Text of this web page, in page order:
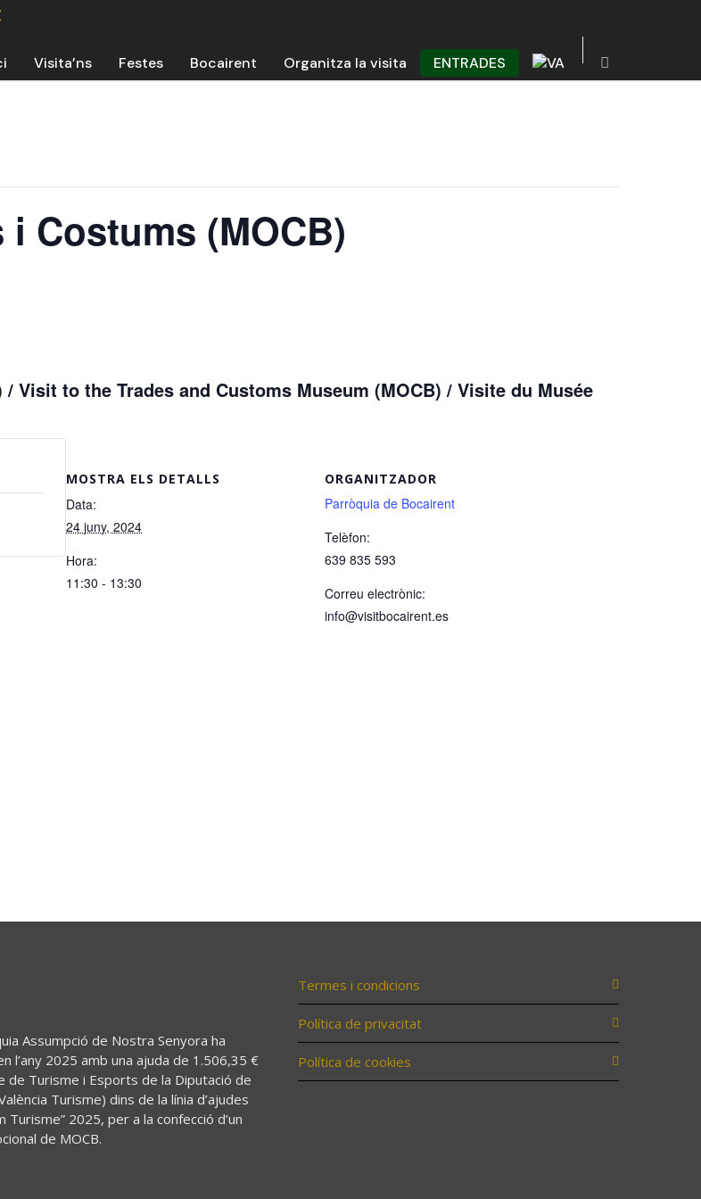
Visita’ns Festes Bocairent Organitza la visita ENTRADES
Costums (MOCB)
Visit to the Trades and Customs Museum (MOCB) / Visite du Musée
MOSTRA ELS DETALLS
Data:
24 juny, 2024
Hora:
11:30 - 13:30
ORGANITZADOR
Parròquia de Bocairent
Telèfon:
639 835 593
Correu electrònic:
info@visitbocairent.es
Assumpció de Nostra Senyora ha
l’any 2025 amb una ajuda de 1.506,35 €
de Turisme i Esports de la Diputació de
Turisme) dins de la línia d’ajudes
Turisme” 2025, per a la confecció d’un
de MOCB.
Termes i condicions
Política de privacitat
Política de cookies